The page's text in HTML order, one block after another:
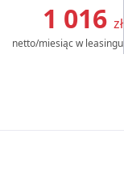
20
1 016 zł
netto/miesiącw leasingu